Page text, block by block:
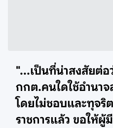
"...เป็นที่น่าสงสัยต่อ
กกต.คนใดใช้อำนาจ
โดยไม่ชอบและทุจริ
ราชการแล้ว ขอให้ผู้